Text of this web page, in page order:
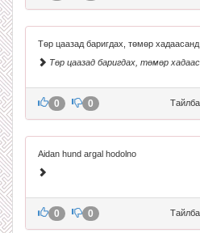
Төр цаазад баригдах, төмөр хадаасанд
Төр цаазад баригдах, төмөр
0 0
Aidan hund argal hodolno
0 0